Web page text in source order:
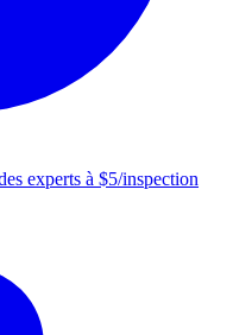
experts à $5/inspection